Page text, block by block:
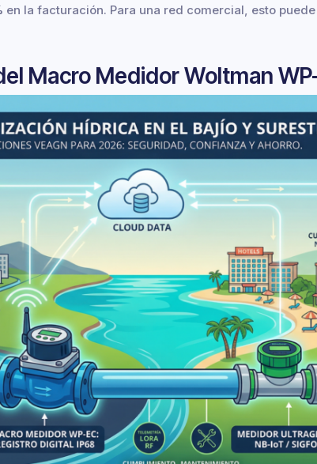
en la facturación. Para una red comercial, esto
Macro Medidor Woltman